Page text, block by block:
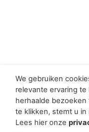
We gebruiken
relevante ervaring
herhaalde
te klikken, stemt u in
Lees hier onze